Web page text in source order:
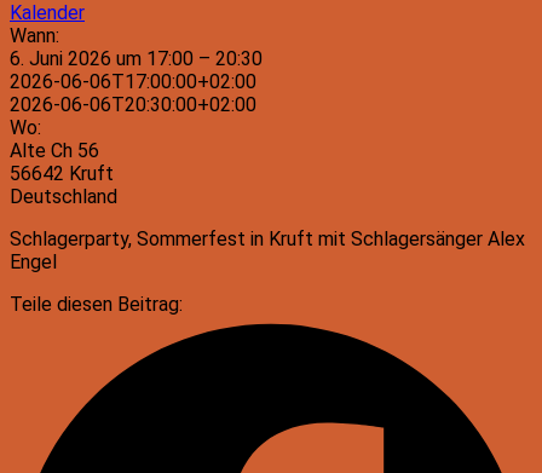
Kalender
Wann:
6. Juni 2026 um 17:00 – 20:30
2026-06-06T17:00:00+02:00
2026-06-06T20:30:00+02:00
Wo:
Alte Ch 56
56642 Kruft
Deutschland
Schlagerparty, Sommerfest in Kruft mit Schlagersänger Alex
Engel
Teile diesen Beitrag: